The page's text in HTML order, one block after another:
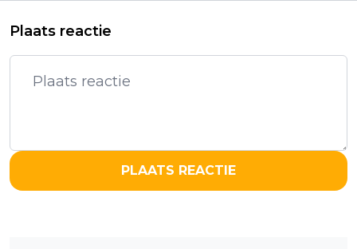
Plaats reactie
PLAATS REACTIE